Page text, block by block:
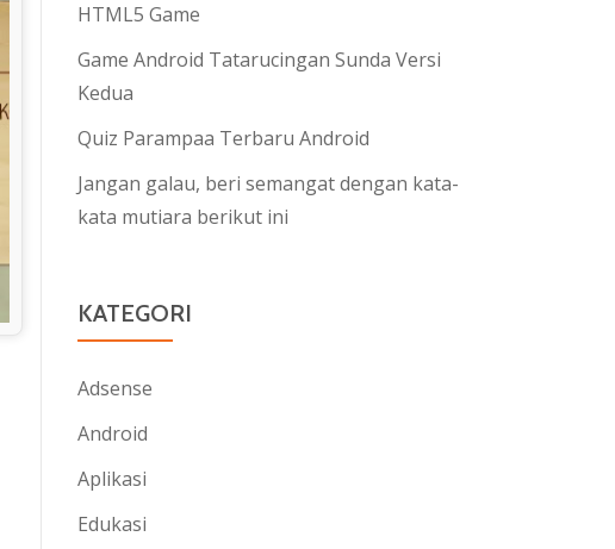
HTML5 Game
Game Android Tatarucingan Sunda Versi
Kedua
Quiz Parampaa Terbaru Android
Jangan galau, beri semangat dengan kata-
kata mutiara berikut ini
KATEGORI
Adsense
Android
Aplikasi
Edukasi